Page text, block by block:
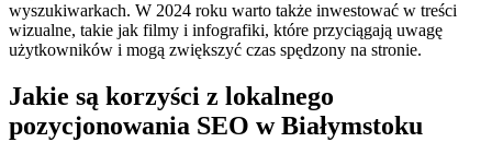
wyszukiwarkach. W 2024 roku warto także inwestować w treści
wizualne, takie jak filmy i infografiki, które przyciągają uwagę
użytkowników i mogą zwiększyć czas spędzony na stronie.
Jakie są korzyści z lokalnego
pozycjonowania SEO w Białymstoku